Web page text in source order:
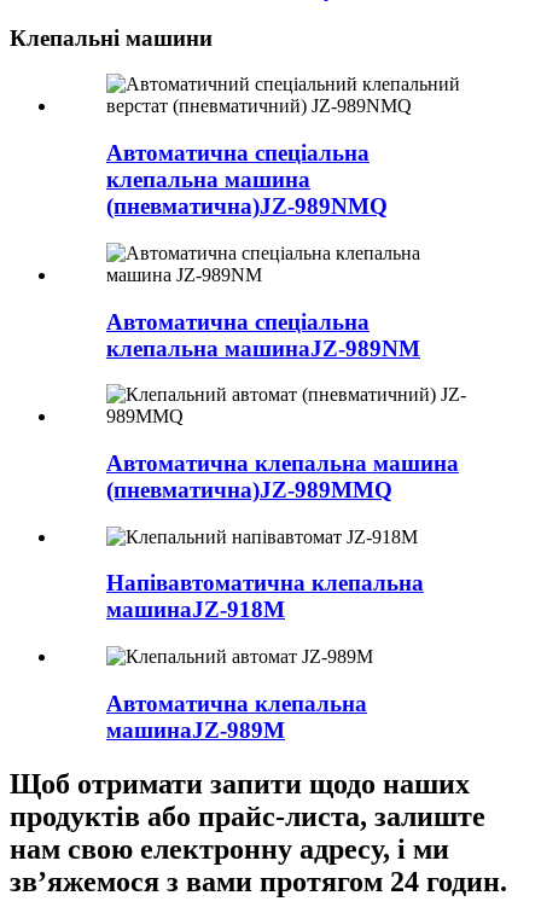
Клепальні машини
Автоматична спеціальна
клепальна машина
(пневматична)JZ-989NMQ
Автоматична спеціальна
клепальна машинаJZ-989NM
Автоматична клепальна машина
(пневматична)JZ-989MMQ
Напівавтоматична клепальна
машинаJZ-918M
Автоматична клепальна
машинаJZ-989M
Щоб отримати запити щодо наших
продуктів або прайс-листа, залиште
нам свою електронну адресу, і ми
зв’яжемося з вами протягом 24 годин.